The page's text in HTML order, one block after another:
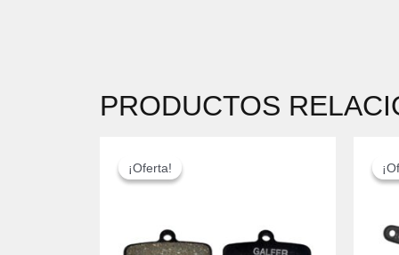
PRODUCTOS
¡Oferta!
¡Oferta!PRECIO
ORIGINAL